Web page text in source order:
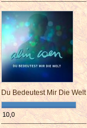
¯¯¯¯¯¯¯¯¯¯¯¯¯¯¯¯¯¯¯¯¯¯¯¯
Du Bedeutest Mir Die Welt
10,0
¯¯¯¯¯¯¯¯¯¯¯¯¯¯¯¯¯¯¯¯¯¯¯¯